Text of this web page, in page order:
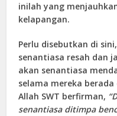
inilah yang
kelapangan.
Perlu disebutkan di
senantiasa resah dan
akan senantiasa
selama mereka
Allah SWT berfirman,
senantiasa ditimpa